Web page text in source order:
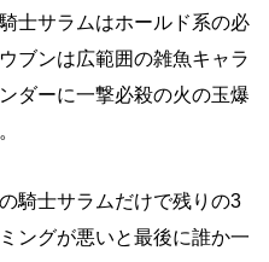
士サラムはホールド系の必
ブンは広範囲の雑魚キャラ
ダーに一撃必殺の火の玉爆
騎士サラムだけで残りの3
ングが悪いと最後に誰か一